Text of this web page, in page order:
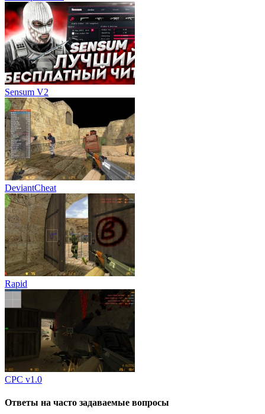
Sensum V2
DeviantCheat
Rapid
CPC v1.0
Ответы на часто задаваемые вопросы